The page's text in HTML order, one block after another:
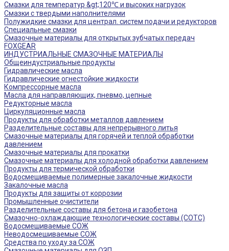
Смазки для температур &gt;120℃ и высоких нагрузок
Смазки с твердыми наполнителями
Полужидкие смазки для централ. систем подачи и редукторов
Специальные смазки
Смазочные материалы для открытых зубчатых передач
FOXGEAR
ИНДУСТРИАЛЬНЫЕ СМАЗОЧНЫЕ МАТЕРИАЛЫ
Общеиндустриальные продукты
Гидравлические масла
Гидравлические огнестойкие жидкости
Компрессорные масла
Масла для направляющих, пневмо, цепные
Редукторные масла
Циркуляционные масла
Продукты для обработки металлов давлением
Разделительные составы для непрерывного литья
Смазочные материалы для горячей и теплой обработки
давлением
Смазочные материалы для прокатки
Смазочные материалы для холодной обработки давлением
Продукты для термической обработки
Водосмешиваемые полимерные закалочные жидкости
Закалочные масла
Продукты для защиты от коррозии
Промышленные очистители
Разделительные составы для бетона и газобетона
Смазочно-охлаждающие технологические составы (СОТС)
Водосмешиваемые СОЖ
Неводосмешиваемые СОЖ
Средства по уходу за СОЖ